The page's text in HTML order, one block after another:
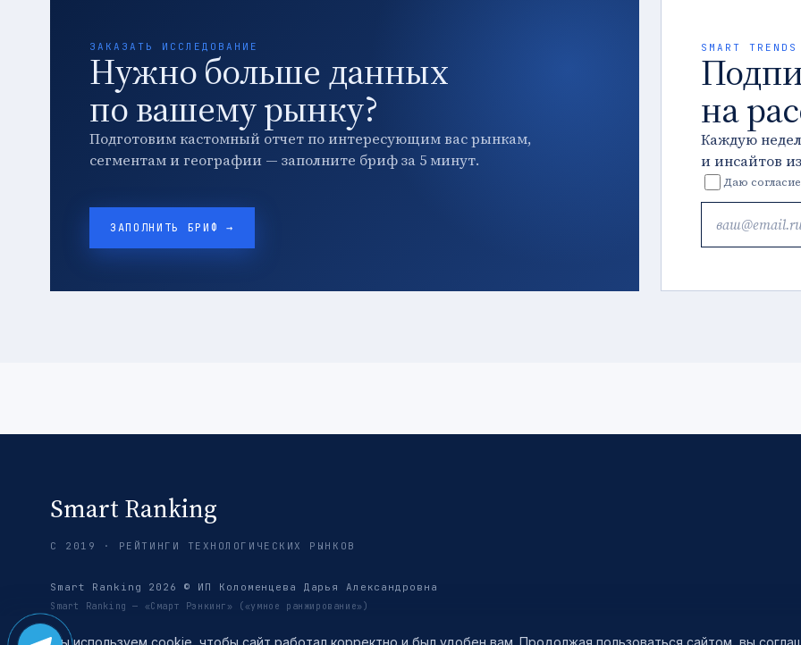
ЗАКАЗАТЬ ИССЛЕДОВАНИЕ
Нужно больше данных
по вашему рынку?
Подготовим кастомный отчет по интересующим вас рынкам,
сегментам и географии — заполните бриф за 5 минут.
ЗАПОЛНИТЬ БРИФ →
SMART TRENDS
на
Каждую
и инсайтов
Даю
Smart Ranking
С 2019 · РЕЙТИНГИ ТЕХНОЛОГИЧЕСКИХ РЫНКОВ
Smart Ranking 2026 © ИП Коломенцева Дарья Александровна
Smart Ranking — «Смарт Рэнкинг» («умное ранжирование»)
Мы используем cookie, чтобы сайт работал корректно и был удобен вам. Продолжая пользоваться сайтом, вы